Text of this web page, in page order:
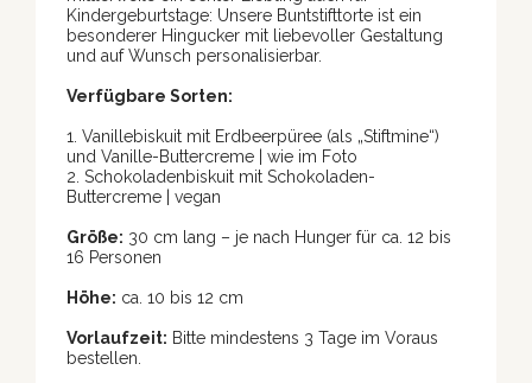
Kindergeburtstage: Unsere Buntstifttorte ist ein
besonderer Hingucker mit liebevoller Gestaltung
und auf Wunsch personalisierbar.
Verfügbare Sorten:
1. Vanillebiskuit mit Erdbeerpüree (als „Stiftmine“)
und Vanille-Buttercreme | wie im Foto
2. Schokoladenbiskuit mit Schokoladen-
Buttercreme | vegan
Größe: 30 cm lang – je nach Hunger für ca. 12 bis
16 Personen
Höhe: ca. 10 bis 12 cm
Vorlaufzeit: Bitte mindestens 3 Tage im Voraus
bestellen.